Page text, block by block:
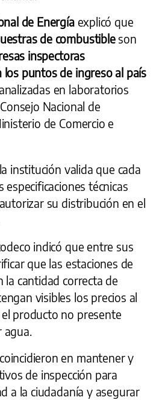
de Energíaexplicó que
de combustibleson
inspectoras
los puntos de ingreso al país
en laboratorios
Nacional de
de Comercio e
institución valida que cada
especificaciones técnicas
su distribución en el
indicó que entre sus
que las estaciones de
la cantidad correcta de
visibles los precios al
producto no presente
en mantener y
de inspección para
a la ciudadanía y asegurar